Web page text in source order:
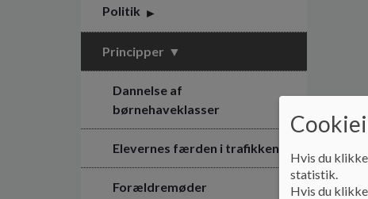
Politik
Principper
Dannelse af
børnehaveklasser
Elevernes færden i trafikken
Forældremøder
Hvis du
statistik.
Hvis du